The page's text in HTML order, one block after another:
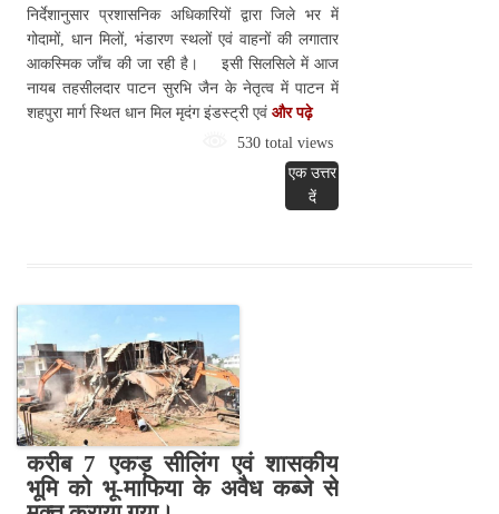
निर्देशानुसार प्रशासनिक अधिकारियों द्वारा जिले भर में
गोदामों, धान मिलों, भंडारण स्थलों एवं वाहनों की लगातार
आकस्मिक जाँच की जा रही है। इसी सिलसिले में आज
नायब तहसीलदार पाटन सुरभि जैन के नेतृत्व में पाटन में
शहपुरा मार्ग स्थित धान मिल मृदंग इंडस्ट्री एवं और पढ़े
530 total views
एक उत्तर
दें
करीब 7 एकड़ सीलिंग एवं शासकीय
भूमि को भू-माफिया के अवैध कब्जे से